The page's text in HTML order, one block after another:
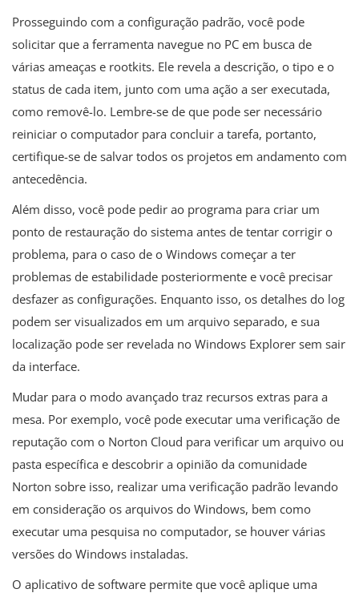
Prosseguindo com a configuração padrão, você pode
solicitar que a ferramenta navegue no PC em busca de
várias ameaças e rootkits. Ele revela a descrição, o tipo e o
status de cada item, junto com uma ação a ser executada,
como removê-lo. Lembre-se de que pode ser necessário
reiniciar o computador para concluir a tarefa, portanto,
certifique-se de salvar todos os projetos em andamento com
antecedência.
Além disso, você pode pedir ao programa para criar um
ponto de restauração do sistema antes de tentar corrigir o
problema, para o caso de o Windows começar a ter
problemas de estabilidade posteriormente e você precisar
desfazer as configurações. Enquanto isso, os detalhes do log
podem ser visualizados em um arquivo separado, e sua
localização pode ser revelada no Windows Explorer sem sair
da interface.
Mudar para o modo avançado traz recursos extras para a
mesa. Por exemplo, você pode executar uma verificação de
reputação com o Norton Cloud para verificar um arquivo ou
pasta específica e descobrir a opinião da comunidade
Norton sobre isso, realizar uma verificação padrão levando
em consideração os arquivos do Windows, bem como
executar uma pesquisa no computador, se houver várias
versões do Windows instaladas.
O aplicativo de software permite que você aplique uma